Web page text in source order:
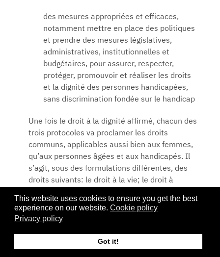
This website uses cookies to ensure you get the best
experience on our website. Cookie policy
Privacy policy
Got it!
des mesures appropriées et efficaces,
notamment mettre en place des politiques
et prendre des mesures législatives,
administratives, institutionnelles et
budgétaires, pour assurer, respecter,
protéger, promouvoir et réaliser les droits
et la dignité des personnes handicapées,
sans discrimination fondée sur le handicap
Une fois le droit à la dignité affirmé, chacun des
trois protocoles va proclamer les droits
communs, applicables aussi bien aux femmes,
qu’aux personnes âgées et aux handicapés. Il
s’agit, sous des formulations différentes, des
droits suivants: le droit à la vie; le droit à
l’interdiction de la torture, les peines ou
traitements cruels, inhumains et dégradants; la
participer à la vie politique et publique; la
liberté d’expression et d’opinion; le droit